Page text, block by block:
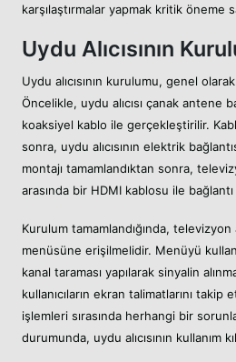
karşılaştırmalar yapmak kritik öneme
Uydu Alıcısının
Uydu alıcısının kurulumu, genel
Öncelikle, uydu alıcısı çanak antene
koaksiyel kablo ile gerçekleştirilir.
sonra, uydu alıcısının elektrik
montajı tamamlandıktan sonra,
arasında bir HDMI kablosu ile bağlantı
Kurulum tamamlandığında, televizyon
menüsüne erişilmelidir. Menüyü
kanal taraması yapılarak sinyalin
kullanıcıların ekran talimatlarını
işlemleri sırasında herhangi bir sorunla
durumunda, uydu alıcısının kullanım